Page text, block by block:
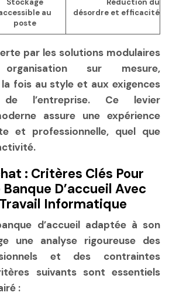
au
poste
désordre et efficacité
par les solutions modulaires
sur mesure,
fois au style et aux exigences
de l’entreprise. Ce levier
assure une expérience
et professionnelle, quel que
: Critères Clés Pour
D’accueil Avec
Informatique
d’accueil adaptée à son
une analyse rigoureuse des
et des contraintes
suivants sont essentiels
: